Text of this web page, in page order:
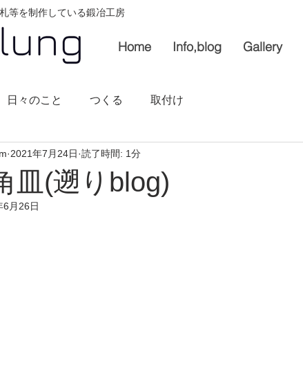
等を制作している鍛冶工房
Home Info,blog Gallery
日々のこと つくる 取付け
皿(遡りblog)
2021年7月24日 読了時間: 1分
6月26日